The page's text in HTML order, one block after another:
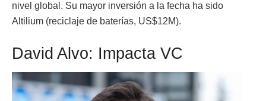
nivel global. Su mayor inversión a la fecha ha sido
Altilium (reciclaje de baterías, US$12M).
David Alvo: Impacta VC